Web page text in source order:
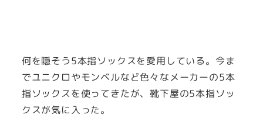
何を隠そう5本指ソックスを愛用している。今ま
でユニクロやモンベルなど色々なメーカーの5本
指ソックスを使ってきたが、靴下屋の5本指ソッ
クスが気に入った。